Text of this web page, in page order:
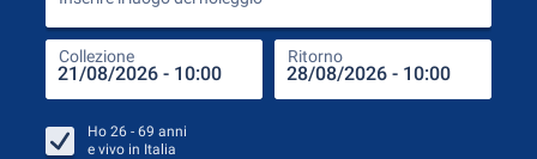
Collezione Ritorno
Ho 26 - 69 anni
e vivo in Italia